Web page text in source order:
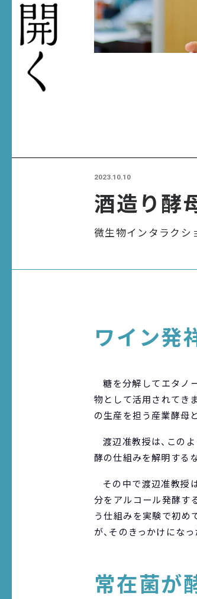
2023.10.10
酒造り酵
微生物インタラクシ
ワイン発
糖を分解してエタノ
物として活用されてき
の生産を担う産業酵母
渡辺准教授は、この
酵の仕組みを解明する
その中で渡辺准教授
分をアルコール発酵す
う仕組みを実験で初め
が、そのきっかけにな
常在菌が